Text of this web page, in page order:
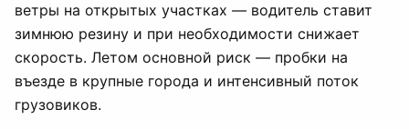
ветры на открытых участках — водитель ставит
зимнюю резину и при необходимости снижает
скорость. Летом основной риск — пробки на
въезде в крупные города и интенсивный поток
грузовиков.